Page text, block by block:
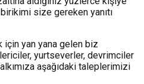
size gereken yanıtı
için yan yana gelen biz
yurtseverler, devrimciler
aşağıdaki taleplerimizi